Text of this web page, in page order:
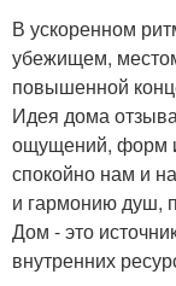
В ускоренном
убежищем,
повышенной
Идея дома
ощущений, форм
спокойно нам и
и гармонию душ,
Дом - это
внутренних